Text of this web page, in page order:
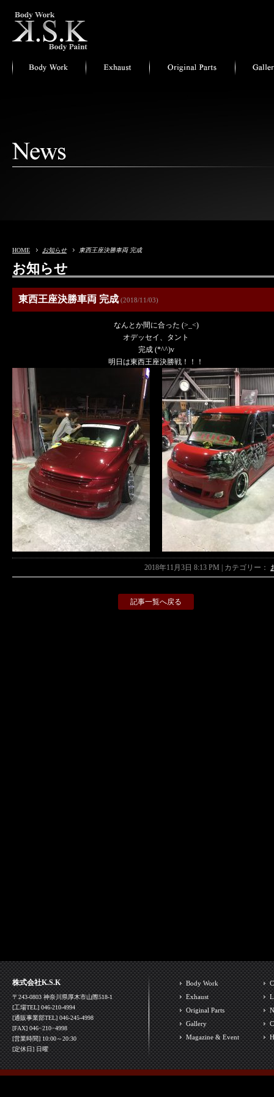
HOME お知らせ 東西王座決勝車両 完成
お知らせ
東西王座決勝車両 完成 (2018/11/03)
なんとか間に合った (>_<)
オデッセイ、タント
完成 (*^^)v
明日は東西王座決勝戦！！！
2018年11月3日 8:13 PM | カテゴリー：
記事一覧へ戻る
株式会社K.S.K
〒243-0803 神奈川県厚木市山際518-1
[工場TEL] 046-210-4994
[通販事業部TEL] 046-245-4998
[FAX] 046−210−4998
[営業時間] 10:00～20:30
[定休日] 日曜
Body Work
Exhaust
Original Parts
Gallery
Magazine & Event